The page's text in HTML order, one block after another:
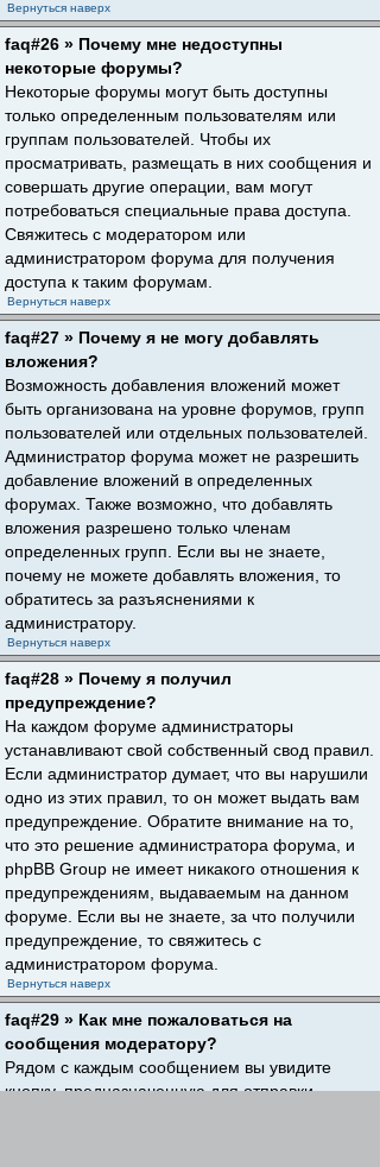
Вернуться наверх
faq#26 » Почему мне недоступны
некоторые форумы?
Некоторые форумы могут быть доступны
только определенным пользователям или
группам пользователей. Чтобы их
просматривать, размещать в них сообщения и
совершать другие операции, вам могут
потребоваться специальные права доступа.
Свяжитесь с модератором или
администратором форума для получения
доступа к таким форумам.
Вернуться наверх
faq#27 » Почему я не могу добавлять
вложения?
Возможность добавления вложений может
быть организована на уровне форумов, групп
пользователей или отдельных пользователей.
Администратор форума может не разрешить
добавление вложений в определенных
форумах. Также возможно, что добавлять
вложения разрешено только членам
определенных групп. Если вы не знаете,
почему не можете добавлять вложения, то
обратитесь за разъяснениями к
администратору.
Вернуться наверх
faq#28 » Почему я получил
предупреждение?
На каждом форуме администраторы
устанавливают свой собственный свод правил.
Если администратор думает, что вы нарушили
одно из этих правил, то он может выдать вам
предупреждение. Обратите внимание на то,
что это решение администратора форума, и
phpBB Group не имеет никакого отношения к
предупреждениям, выдаваемым на данном
форуме. Если вы не знаете, за что получили
предупреждение, то свяжитесь с
администратором форума.
Вернуться наверх
faq#29 » Как мне пожаловаться на
сообщения модератору?
Рядом с каждым сообщением вы увидите
кнопку, предназначенную для отправки